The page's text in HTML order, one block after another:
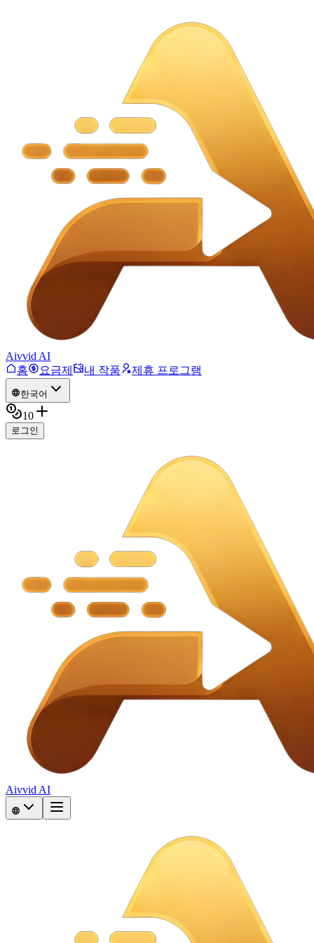
Aivvid AI
홈
요금제 내 작품 제휴 프로그램
한국어
10
로그인
Aivvid AI